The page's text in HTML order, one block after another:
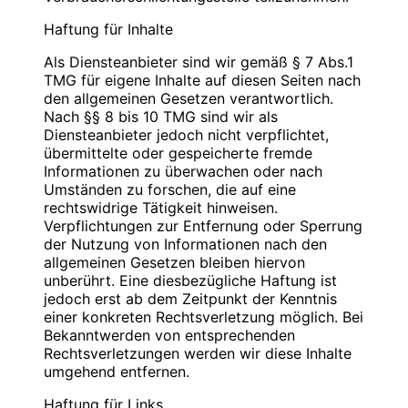
Blauweb.DE Internet-Solutions, Inhaber
Christan Hinzmann
Firmierung: BlauWeb.DE Internet-Solutions
Name: Christian Hinzmann
Strasse: Friedhofsweg 5
PLZ/Ort: 12529 Schönefeld
E-Mail: info@blauweb.de
Telefon: 03379 591001
Telefax: 03379 591 002
Mobil: 0176 277 50500
Umsatzsteuer-Identifikationsnummer gemäß §
27 a Umsatzsteuergesetz:
DE 283623660
Inhaber: Christian Hinzmann
Verantwortlich für den Inhalt nach § 55 Abs. 2
RStV:
Name: Christian Hinzmann
Strasse: Friedhofsweg 5
Verantwortliche Stelle
Name: Christian Hinzmann
Strasse: Friedhofsweg 5
PLZ/Ort: 12529 Schönefeld
E-Mail: info@blauweb.de
Mobil: 0176 277 50500
Cookies
Zur besseren Benutzerführung setzen wir Cookies
ein. Durch die Verwendung von Cookies wird die
Nutzung von Webseiten für den Nutzer vereinfacht.
Bestimmte Seiten sind ohne deren Einsatz nicht oder
nicht fehlerfrei aufrufbar. Diese Gründe stellen auch
das berechtigte Interesse für diese
Datenverarbeitung nach Art. 6 Abs. 1 lit. f DSGVO
dar (die Nutzung von Cookies zu Analysezwecken
wird in einem anderen Punkt behandelt). Gängige
Browser bieten die Einstellungsmöglichkeit, Cookies
Haftung für Inhalte
Als Diensteanbieter sind wir gemäß § 7 Abs.1
TMG für eigene Inhalte auf diesen Seiten nach
den allgemeinen Gesetzen verantwortlich.
Nach §§ 8 bis 10 TMG sind wir als
Diensteanbieter jedoch nicht verpflichtet,
übermittelte oder gespeicherte fremde
Informationen zu überwachen oder nach
Umständen zu forschen, die auf eine
rechtswidrige Tätigkeit hinweisen.
Verpflichtungen zur Entfernung oder Sperrung
der Nutzung von Informationen nach den
allgemeinen Gesetzen bleiben hiervon
unberührt. Eine diesbezügliche Haftung ist
jedoch erst ab dem Zeitpunkt der Kenntnis
einer konkreten Rechtsverletzung möglich. Bei
Bekanntwerden von entsprechenden
Rechtsverletzungen werden wir diese Inhalte
umgehend entfernen.
Haftung für Links